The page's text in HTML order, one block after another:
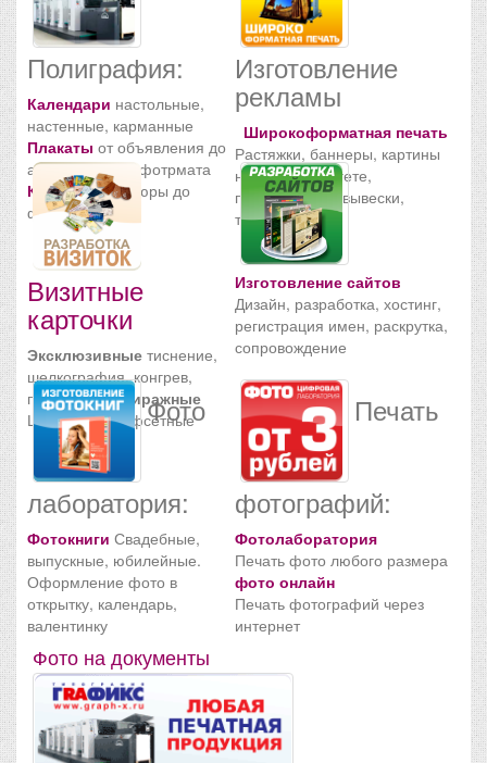
Полиграфия:
Календари настольные,
настенные, карманные
Плакаты от объявления до
афиши любого фотрмата
КнигиОт брошюры до
фотоальбома
Изготовление
рекламы
Широкоформатная печать
Растяжки, баннеры, картины
на холсте в багете,
полноцветные вывески,
таблички
Визитные
карточки
Эксклюзивные тиснение,
шелкография, конгрев,
пластиковыеТиражные
Цифровые и офсетные
Изготовление сайтов
Дизайн, разработка, хостинг,
регистрация имен, раскрутка,
сопровождение
Фото
лаборатория:
Фотокниги Свадебные,
выпускные, юбилейные.
Оформление фото в
открытку, календарь,
валентинку
Фото на документы
Печать
фотографий:
Фотолаборатория
Печать фото любого размера
фото онлайн
Печать фотографий через
интернет